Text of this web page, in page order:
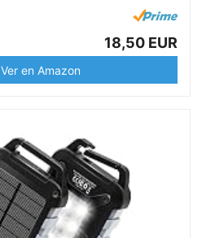
18,50 EUR
Ver en Amazon